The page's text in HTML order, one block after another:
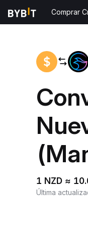
Comprar
1 NZD ≈
Última